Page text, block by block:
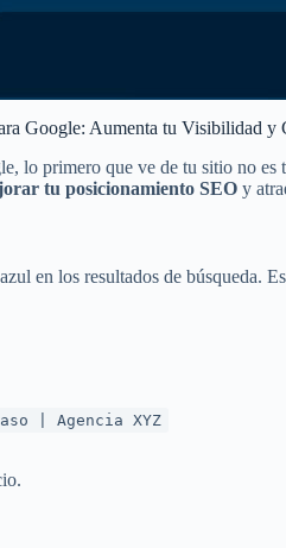
Google: Aumenta tu Visibilidad y
lo primero que ve de tu sitio no
tu posicionamiento SEO y
en los resultados de búsqueda.
Agencia XYZ